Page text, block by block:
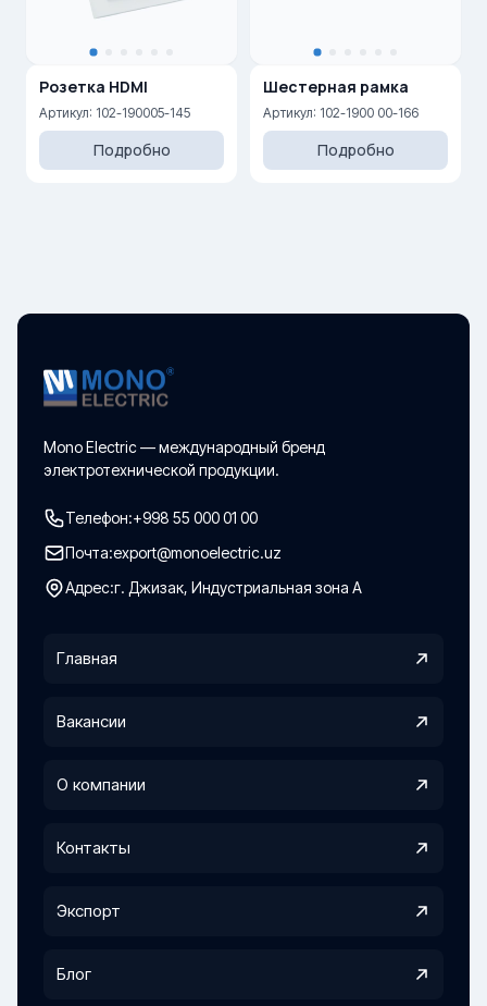
Розетка HDMI
Артикул: 102-190005-145
Подробно
Шестерная рамка
Артикул: 102-1900 00-166
Подробно
Mono Electric — международный бренд
электротехнической продукции.
Телефон:+998 55 000 01 00
Почта:export@monoelectric.uz
Адрес:г. Джизак, Индустриальная зона А
Главная
Вакансии
О компании
Контакты
Экспорт
Блог